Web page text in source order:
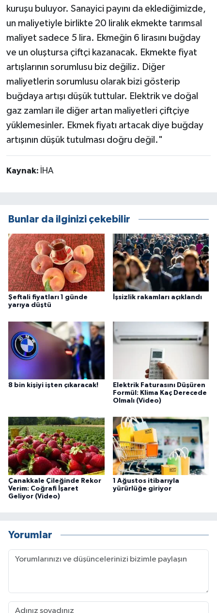
kuruşu buluyor. Sanayici payını da eklediğimizde,
un maliyetiyle birlikte 20 liralık ekmekte tarımsal
maliyet sadece 5 lira. Ekmeğin 6 lirasını buğday
ve un oluştursa çiftçi kazanacak. Ekmekte fiyat
artışlarının sorumlusu biz değiliz. Diğer
maliyetlerin sorumlusu olarak bizi gösterip
buğdaya artışı düşük tuttular. Elektrik ve doğal
gaz zamları ile diğer artan maliyetleri çiftçiye
yüklemesinler. Ekmek fiyatı artacak diye buğday
artışının düşük tutulması doğru değil."
Kaynak: İHA
Bunlar da ilginizi çekebilir
Şeftali fiyatları 1 günde
yarıya düştü
İşsizlik rakamları açıklandı
8 bin kişiyi işten çıkaracak!
Elektrik Faturasını Düşüren
Formül: Klima Kaç Derecede
Olmalı (Video)
Çanakkale Çileğinde Rekor
Verim: Coğrafi İşaret
Geliyor (Video)
1 Ağustos itibarıyla
yürürlüğe giriyor
Yorumlar